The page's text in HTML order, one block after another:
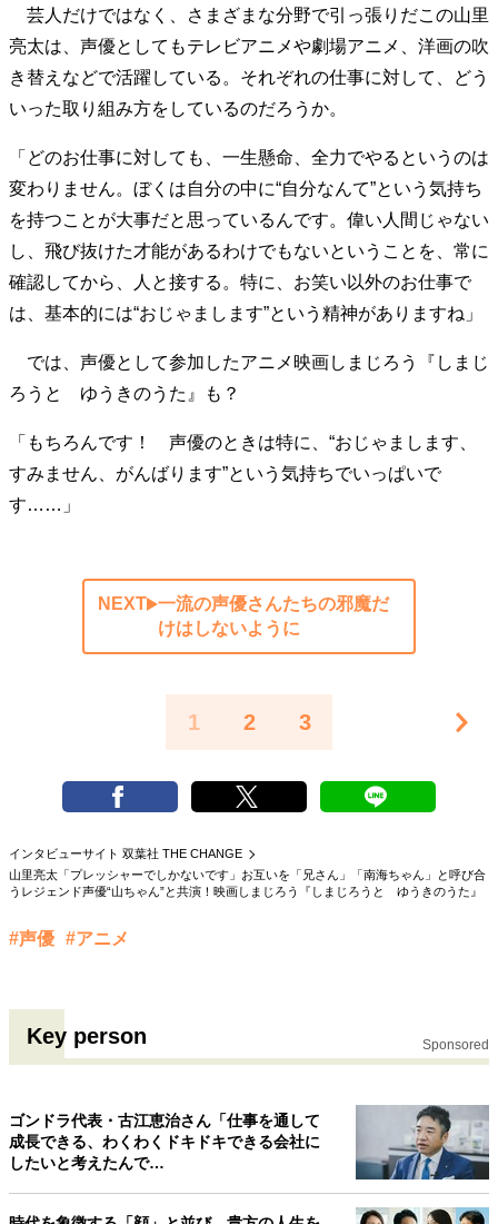
地域とつながる/お金との付き合い方
芸人だけではなく、さまざまな分野で引っ張りだこの山里
亮太は、声優としてもテレビアニメや劇場アニメ、洋画の吹
き替えなどで活躍している。それぞれの仕事に対して、どう
いった取り組み方をしているのだろうか。
「どのお仕事に対しても、一生懸命、全力でやるというのは
変わりません。ぼくは自分の中に“自分なんて”という気持ち
を持つことが大事だと思っているんです。偉い人間じゃない
し、飛び抜けた才能があるわけでもないということを、常に
確認してから、人と接する。特に、お笑い以外のお仕事で
は、基本的には“おじゃまします”という精神がありますね」
では、声優として参加したアニメ映画しまじろう『しまじ
ろうと ゆうきのうた』も？
「もちろんです！ 声優のときは特に、“おじゃまします、
すみません、がんばります”という気持ちでいっぱいで
す……」
NEXT
一流の声優さんたちの邪魔だ
けはしないように
1 2 3
インタビューサイト 双葉社 THE CHANGE
山里亮太「プレッシャーでしかないです」お互いを「兄さん」「南海ちゃん」と呼び合
うレジェンド声優“山ちゃん”と共演！映画しまじろう『しまじろうと ゆうきのうた』
#声優 #アニメ
Key person Sponsored
ゴンドラ代表・古江恵治さん「仕事を通して
成長できる、わくわくドキドキできる会社に
したいと考えたんで…